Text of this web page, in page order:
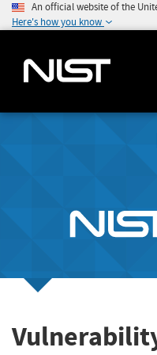
An official website of the
Here's how you know